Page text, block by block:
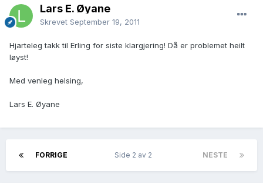
Lars E. Øyane
Skrevet September 19, 2011
Hjarteleg takk til Erling for siste klargjering! Då er problemet heilt
løyst!
Med venleg helsing,
Lars E. Øyane
FORRIGE NESTE
Side 2 av 2